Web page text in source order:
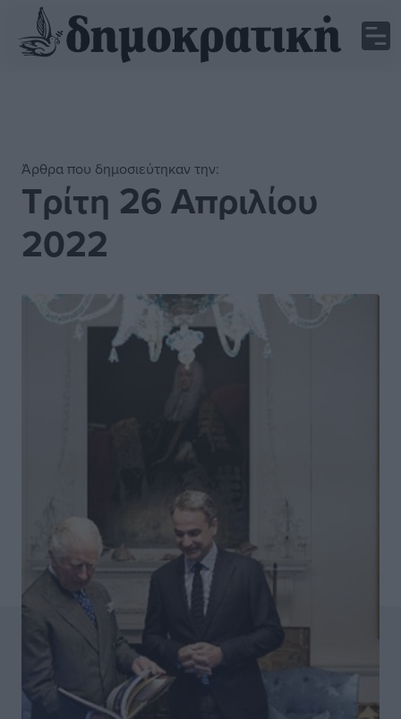
Άρθρα που δημοσιεύτηκαν την:
Τρίτη 26 Απριλίου
2022